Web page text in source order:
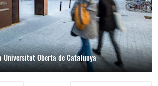
Universitat Oberta de Catalunya